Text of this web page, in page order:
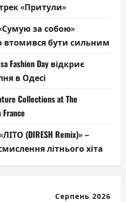
«Притули»
«Сумую за собою»
втомився бути сильним
Fashion Day відкриє
в Одесі
Collections at The
(DIRESH Remix)» –
літнього хіта
Серпень 2026